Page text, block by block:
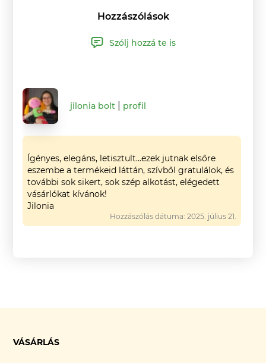
Hozzászólások
Szólj hozzá te is
jilonia bolt profil
Ígényes, elegáns, letisztult...ezek jutnak elsőre
eszembe a termékeid láttán, szívből gratulálok, és
további sok sikert, sok szép alkotást, elégedett
vásárlókat kívánok!
Jilonia
Hozzászólás dátuma: 2025. július 21.
VÁSÁRLÁS